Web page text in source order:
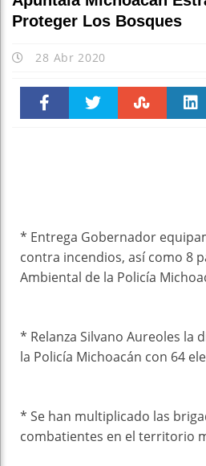
Proteger Los Bosques
28 Abr 2020
* Entrega Gobernador
contra incendios, así como 8
Ambiental de la Policía
* Relanza Silvano Aureoles la
la Policía Michoacán con 64
* Se han multiplicado las
combatientes en el territorio